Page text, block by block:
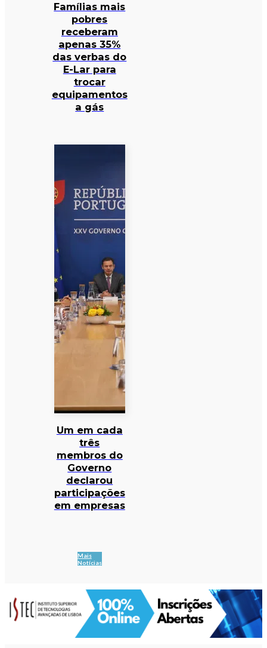
Famílias mais
pobres
receberam
apenas 35%
das verbas do
E-Lar para
trocar
equipamentos
a gás
Um em cada
três
membros do
Governo
declarou
participações
em empresas
Mais
Notícias